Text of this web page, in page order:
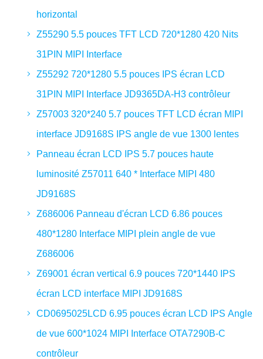
horizontal
Z55290 5.5 pouces TFT LCD 720*1280 420 Nits
31PIN MIPI Interface
Z55292 720*1280 5.5 pouces IPS écran LCD
31PIN MIPI Interface JD9365DA-H3 contrôleur
Z57003 320*240 5.7 pouces TFT LCD écran MIPI
interface JD9168S IPS angle de vue 1300 lentes
Panneau écran LCD IPS 5.7 pouces haute
luminosité Z57011 640 * Interface MIPI 480
JD9168S
Z686006 Panneau d'écran LCD 6.86 pouces
480*1280 Interface MIPI plein angle de vue
Z686006
Z69001 écran vertical 6.9 pouces 720*1440 IPS
écran LCD interface MIPI JD9168S
CD0695025LCD 6.95 pouces écran LCD IPS Angle
de vue 600*1024 MIPI Interface OTA7290B-C
contrôleur